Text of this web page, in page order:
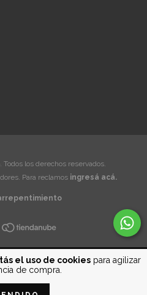
el uso de cookiespara agilizar
de compra.
los derechos reservados.
Para reclamos ingresá acá.